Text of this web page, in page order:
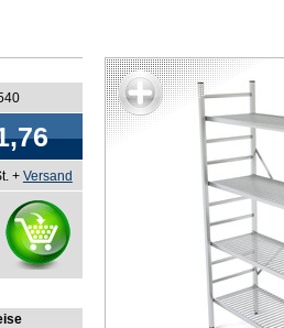
+ Versand